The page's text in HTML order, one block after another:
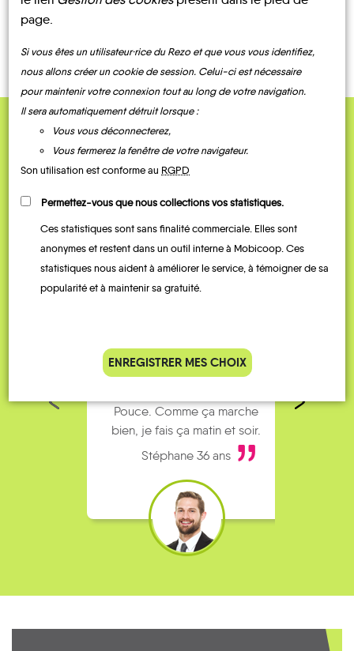
TRANSPORTS
QUELQUES
Témoignages
Je vais bosser en train, mais le
parking de la gare est toujours
Pouce. Comme ça marche
bien, je fais ça matin et soir.
Stéphane 36 ans
page.
Si vous êtes un utilisateur·rice du Rezo et que vous vous identifiez,
nous allons créer un cookie de session. Celui-ci est nécessaire
pour maintenir votre connexion tout au long de votre navigation.
Il sera automatiquement détruit lorsque :
Vous vous déconnecterez,
Vous fermerez la fenêtre de votre navigateur.
Son utilisation est conforme au RGPD
Permettez-vous que nous collections vos statistiques.
Ces statistiques sont sans finalité commerciale. Elles sont
anonymes et restent dans un outil interne à Mobicoop. Ces
statistiques nous aident à améliorer le service, à témoigner de sa
popularité et à maintenir sa gratuité.
ENREGISTRER MES CHOIX